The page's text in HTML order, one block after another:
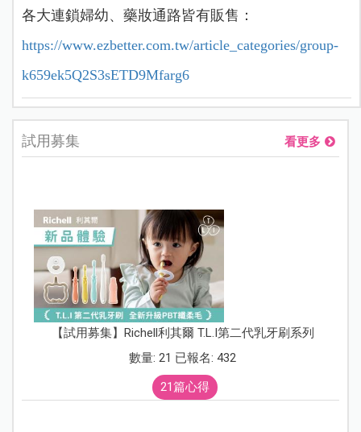
各大連鎖婦幼、藥妝通路皆有販售：
https://www.ezbetter.com.tw/article_categories/group-
k659ek5Q2S3sETD9Mfarg6
試用募集 看更多
【試用募集】Richell利其爾 T.L.I第二代乳牙刷系列
數量: 21 已報名: 432
21篇心得